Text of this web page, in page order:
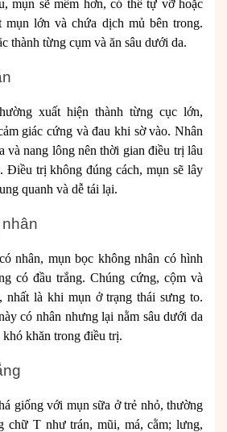
mụn sẽ mềm hơn, có thể tự vỡ hoặc
mụn lớn và chứa dịch mủ bên trong.
thành từng cụm và ăn sâu dưới da.
xuất hiện thành từng cục lớn,
giác cứng và đau khi sờ vào. Nhân
và nang lông nên thời gian điều trị lâu
Điều trị không đúng cách, mụn sẽ lây
quanh và dễ tái lại.
nhân, mụn bọc không nhân có hình
có đầu trắng. Chúng cứng, cộm và
nhất là khi mụn ở trạng thái sưng to.
có nhân nhưng lại nằm sâu dưới da
khăn trong điều trị.
giống với mụn sữa ở trẻ nhỏ, thường
chữ T như trán, mũi, má, cằm; lưng,